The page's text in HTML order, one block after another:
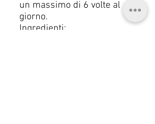
un massimo di 6 volte al
giorno.
Ingredienti: